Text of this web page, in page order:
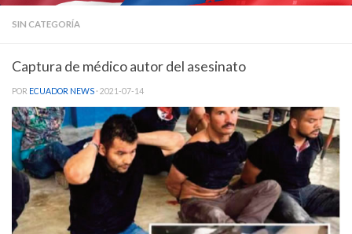
SIN CATEGORÍA
Captura de médico autor del asesinato
POR ECUADOR NEWS · 2021-07-14